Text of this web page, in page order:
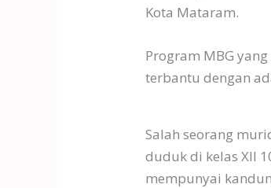
Kota Mataram.
Program MBG
terbantu dengan
Salah seorang
duduk di kelas XII
mempunyai